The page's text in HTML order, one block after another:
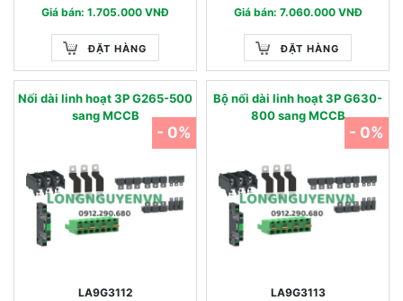
Giá bán: 1.705.000 VNĐ
ĐẶT HÀNG
Giá bán: 7.060.000 VNĐ
ĐẶT HÀNG
Nối dài linh hoạt 3P G265-500
sang MCCB
LA9G3112
- 0%
Bộ nối dài linh hoạt 3P G630-
800 sang MCCB
LA9G3113
- 0%